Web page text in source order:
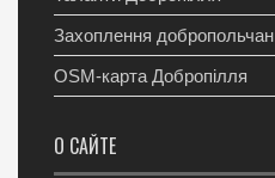
Захоплення добропольчан
OSM-карта Добропілля
О САЙТЕ